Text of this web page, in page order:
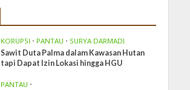
KORUPSI • PANTAU • SURYA DARMADI
Sawit Duta Palma dalam Kawasan Hutan
tapi Dapat Izin Lokasi hingga HGU
PANTAU •